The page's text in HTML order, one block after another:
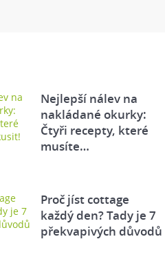
Nejlepší nálev na
nakládané okurky:
Čtyři recepty, které
musíte…
Proč jíst cottage
každý den? Tady je 7
překvapivých důvodů